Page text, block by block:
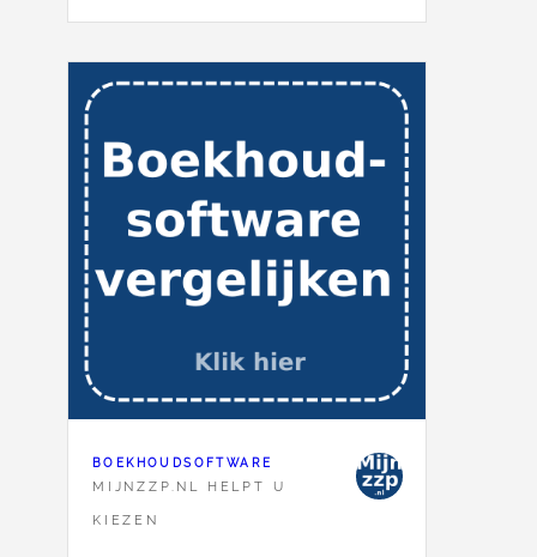
BOEKHOUDSOFTWARE
MIJNZZP.NL HELPT U
KIEZEN